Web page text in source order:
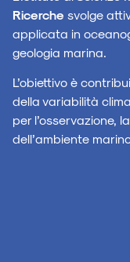
Ricerche svolge
applicata in
geologia marina.
L’obiettivo è
della variabilità
per l’osservazione,
dell’ambiente